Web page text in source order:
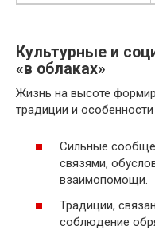
Культурные и
«в облаках»
Жизнь на высоте
традиции и
Сильные
связями,
взаимопомощи.
Традиции,
соблюдение